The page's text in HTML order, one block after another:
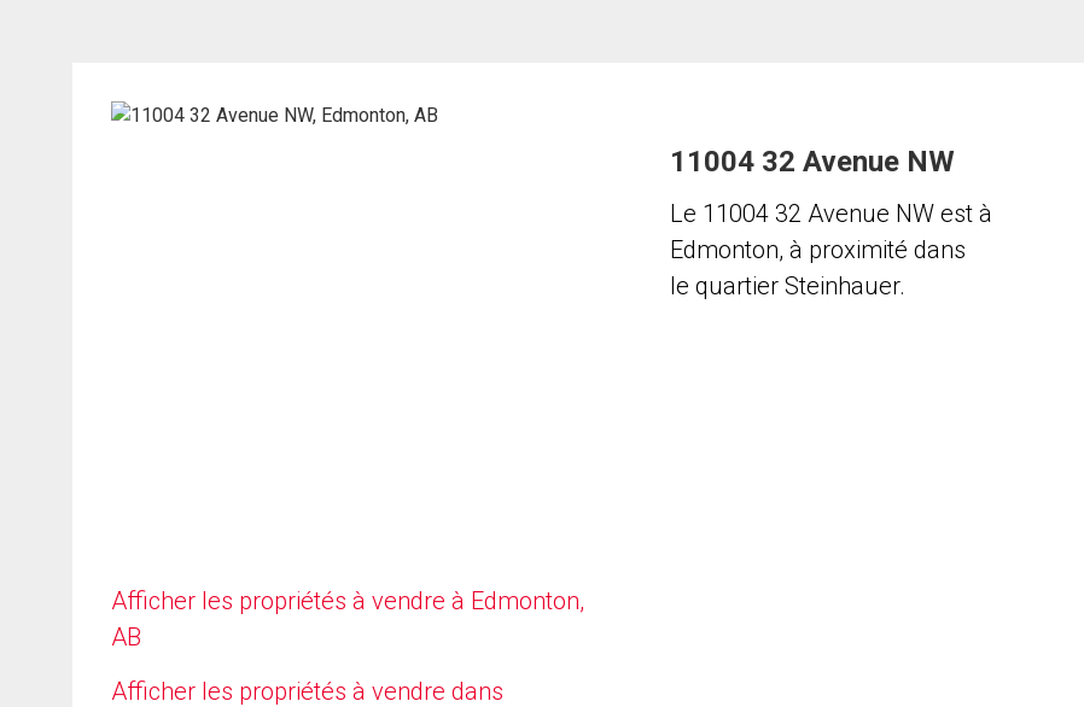
Afficher les propriétés à vendre à Edmonton,
AB
Afficher les propriétés à vendre dans
11004 32 Avenue NW
Le 11004 32 Avenue NW est à
Edmonton, à proximité dans
le quartier Steinhauer.